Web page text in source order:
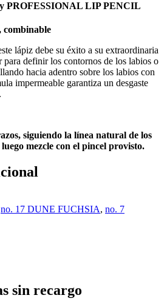
PROFESSIONAL LIP PENCIL
combinable
lápiz debe su éxito a su extraordinaria
para definir los contornos de los labios o
hacia adentro sobre los labios con
impermeable garantiza un desgaste
siguiendo la línea natural de los
mezcle con el pincel provisto.
no. 17 DUNE FUCHSIA, no. 7
sin recargo